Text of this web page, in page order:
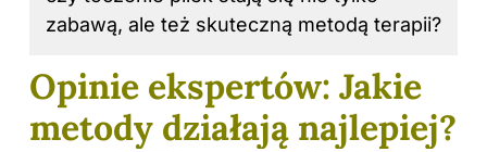
zabawą, ale też skuteczną metodą terapii?
Opinie ekspertów: Jakie
metody działają najlepiej?